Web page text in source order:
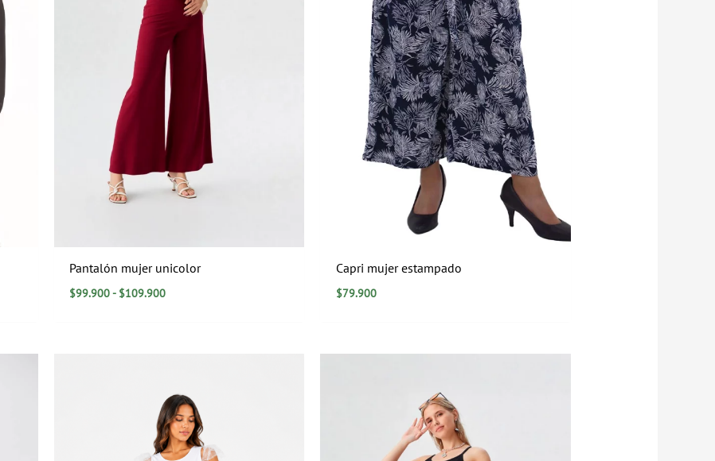
Pantalón mujer unicolor
$99.900- $109.900
Capri mujer estampado
$79.900
desde
hasta
$129.900